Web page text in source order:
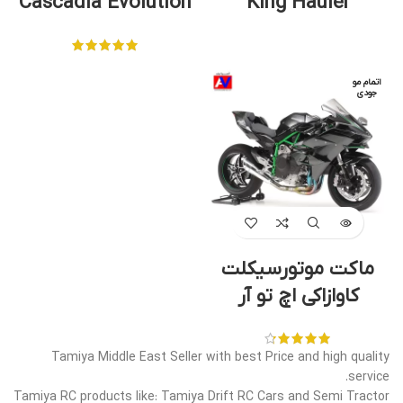
اتمام مو
جودی
ماکت موتورسیکلت
کاوازاکی اچ تو آر
Tamiya Middle East Seller with best Price and high quality
service.
Tamiya RC products like: Tamiya Drift RC Cars and Semi Tractor